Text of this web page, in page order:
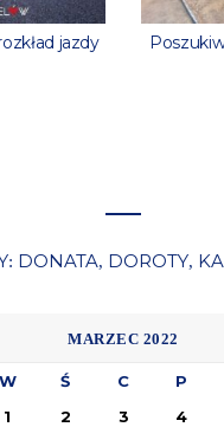
jazdy
: DONATA, DOROTY,
MARZEC 2022
W Ś C P
1
2 3 4